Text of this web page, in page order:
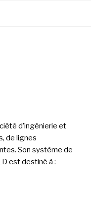
d’ingénierie et
de lignes
Son système de
est destiné à :